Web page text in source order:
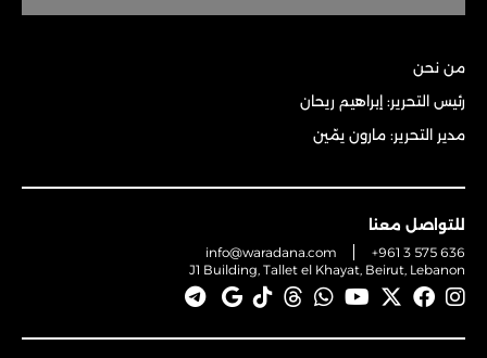
من نحن
رئيس التحرير: إبراهيم ريحان
مدير التحرير: مارون يمّين
للتواصل معنا
info@waradana.com
+961 3 575 636
J1 Building, Tallet el Khayat, Beirut, Lebanon